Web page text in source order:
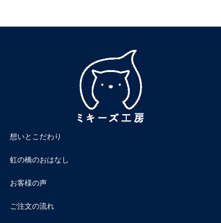
想いとこだわり
虹の橋のおはなし
お客様の声
ご注文の流れ